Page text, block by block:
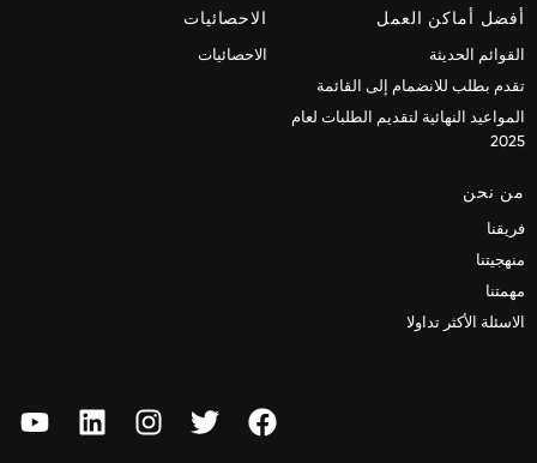
أفضل أماكن العمل
القوائم الحديثة
تقدم بطلب للانضمام إلى القائمة
المواعيد النهائية لتقديم الطلبات لعام
2025
الاحصائيات
الاحصائيات
من نحن
فريقنا
منهجيتنا
مهمتنا
الاسئلة الأكثر تداولا